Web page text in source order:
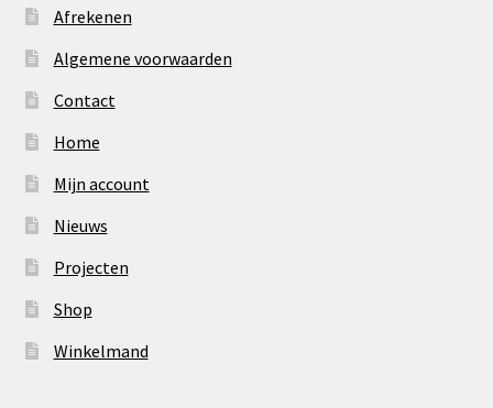
Afrekenen
Algemene voorwaarden
Contact
Home
Mijn account
Nieuws
Projecten
Shop
Winkelmand